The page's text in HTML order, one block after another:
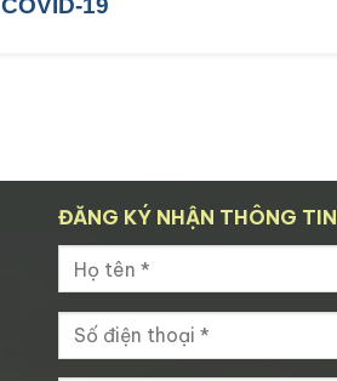
COVID-19
ĐĂNG KÝ NHẬN THÔNG TIN